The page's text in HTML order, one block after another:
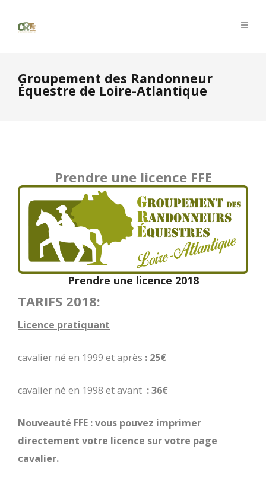
Groupement des Randonneur
Équestre de Loire-Atlantique
Prendre une licence FFE
Prendre une licence 2018
TARIFS 2018:
Licence pratiquant
cavalier né en 1999 et après : 25€
cavalier né en 1998 et avant : 36€
Nouveauté FFE : vous pouvez imprimer
directement votre licence sur votre page
cavalier.